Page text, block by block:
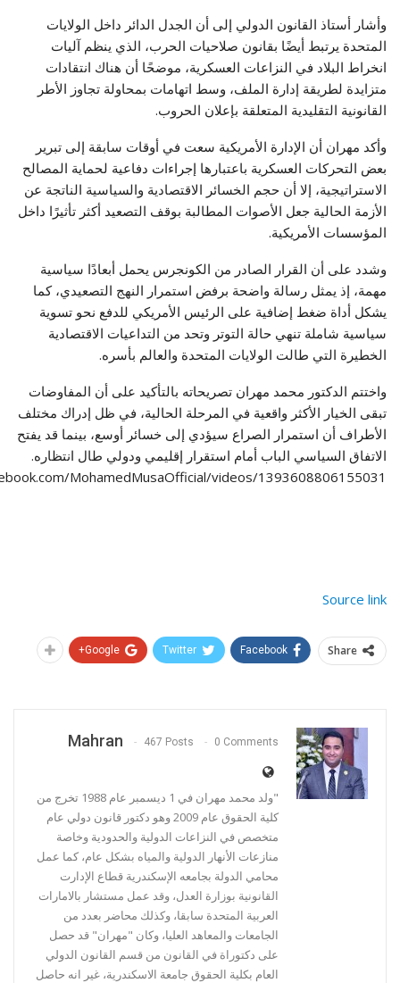
وأشار أستاذ القانون الدولي إلى أن الجدل الدائر داخل الولايات
المتحدة يرتبط أيضًا بقانون صلاحيات الحرب، الذي ينظم آليات
انخراط البلاد في النزاعات العسكرية، موضحًا أن هناك انتقادات
متزايدة لطريقة إدارة الملف، وسط اتهامات بمحاولة تجاوز الأطر
القانونية التقليدية المتعلقة بإعلان الحروب.
وأكد مهران أن الإدارة الأمريكية سعت في أوقات سابقة إلى تبرير
بعض التحركات العسكرية باعتبارها إجراءات دفاعية لحماية المصالح
الاستراتيجية، إلا أن حجم الخسائر الاقتصادية والسياسية الناتجة عن
الأزمة الحالية جعل الأصوات المطالبة بوقف التصعيد أكثر تأثيرًا داخل
المؤسسات الأمريكية.
وشدد على أن القرار الصادر من الكونجرس يحمل أبعادًا سياسية
مهمة، إذ يمثل رسالة واضحة برفض استمرار النهج التصعيدي، كما
يشكل أداة ضغط إضافية على الرئيس الأمريكي للدفع نحو تسوية
سياسية شاملة تنهي حالة التوتر وتحد من التداعيات الاقتصادية
الخطيرة التي طالت الولايات المتحدة والعالم بأسره.
واختتم الدكتور محمد مهران تصريحاته بالتأكيد على أن المفاوضات
تبقى الخيار الأكثر واقعية في المرحلة الحالية، في ظل إدراك مختلف
الأطراف أن استمرار الصراع سيؤدي إلى خسائر أوسع، بينما قد يفتح
الاتفاق السياسي الباب أمام استقرار إقليمي ودولي طال انتظاره.
MohamedMusaOfficial/videos/1393608806155031
Source link
Share
Facebook
Twitter
Google+
Mahran 467 Posts 0 Comments
"ولد محمد مهران في 1 ديسمبر عام 1988 تخرج من
كلية الحقوق عام 2009 وهو دكتور قانون دولي عام
متخصص في النزاعات الدولية والحدودية وخاصة
منازعات الأنهار الدولية والمياه بشكل عام، كما عمل
محامي الدولة بجامعه الإسكندرية قطاع الإدارت
القانونية بوزارة العدل، وقد عمل مستشار بالامارات
العربية المتحدة سابقا، وكذلك محاضر بعدد من
الجامعات والمعاهد العليا، وكان "مهران" قد حصل
على دكتوراة في القانون من قسم القانون الدولي
العام بكلية الحقوق جامعة الاسكندرية، غير انه حاصل